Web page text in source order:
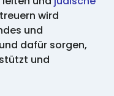
wird
und
dafür sorgen,
und